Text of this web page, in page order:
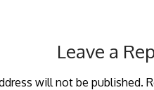
Leave a
will not be published.